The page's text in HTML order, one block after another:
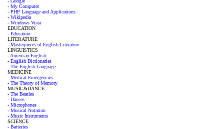
- My Computer
- PHP Language and Applications
- Wikipedia
- Windows Vista
EDUCATION
- Education
LITERATURE
- Masterpieces of English Literature
LINGUISTICS
- American English
- English Dictionaries
- The English Language
MEDICINE
- Medical Emergencies
- The Theory of Memory
MUSIC&DANCE
- The Beatles
- Dances
- Microphones
- Musical Notation
- Music Instruments
SCIENCE
- Batteries